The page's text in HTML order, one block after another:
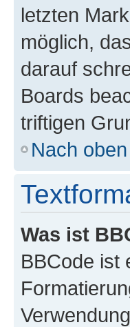
letzten
möglich,
darauf
Boards
triftigen
Nach oben
Was ist
BBCode ist